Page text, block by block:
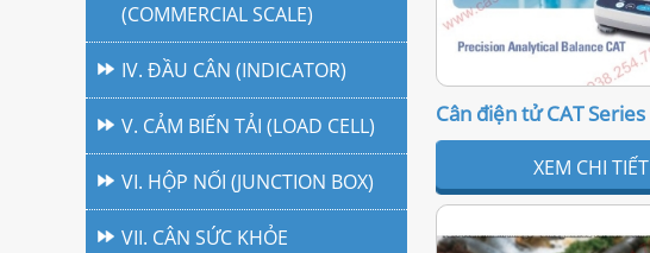
(COMMERCIAL SCALE)
IV. ĐẦU CÂN (INDICATOR)
V. CẢM BIẾN TẢI (LOAD CELL)
VI. HỘP NỐI (JUNCTION BOX)
VII. CÂN SỨC KHỎE
Cân điện tử CAT Series
XEM CHI TIẾT